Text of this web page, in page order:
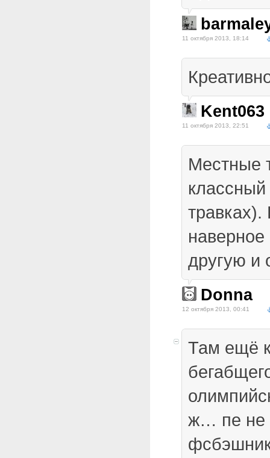
11 октября 2013, 18:14
Kent063
11 октября 2013, 22:51
Местные
классный
травках).
другую и
Donna
12 октября 2013, 00:41
Там ещё
ж… пе не